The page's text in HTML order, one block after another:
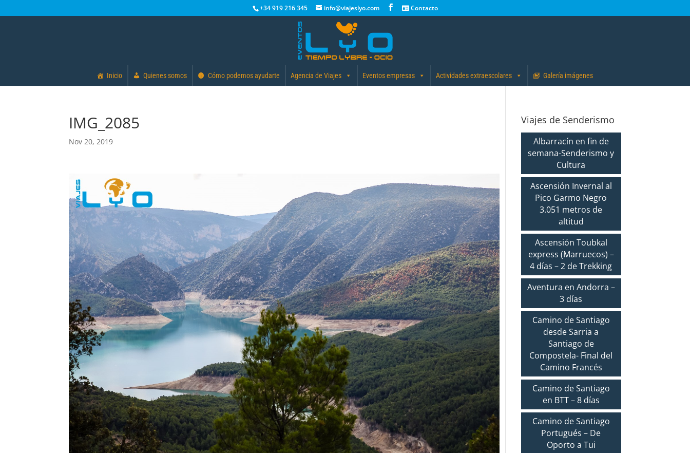
+34 919 216 345 info@viajeslyo.com Contacto
Inicio Quienes somos Cómo podemos ayudarte Agencia de Viajes Eventos empresas Actividades extraescolares Galería imágenes
IMG_2085
Nov 20, 2019
Viajes de Senderismo
Albarracín en fin de
semana-Senderismo y
Cultura
Ascensión Invernal al
Pico Garmo Negro
3.051 metros de
altitud
Ascensión Toubkal
express (Marruecos) –
4 días – 2 de Trekking
Aventura en Andorra –
3 días
Camino de Santiago
desde Sarria a
Santiago de
Compostela- Final del
Camino Francés
Camino de Santiago
en BTT – 8 días
Camino de Santiago
Portugués – De
Oporto a Tui